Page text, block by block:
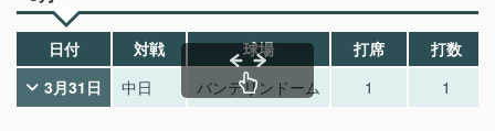
日付 対戦 球場 打席
打数
3月31日
中日 バンテリンドーム 1 1